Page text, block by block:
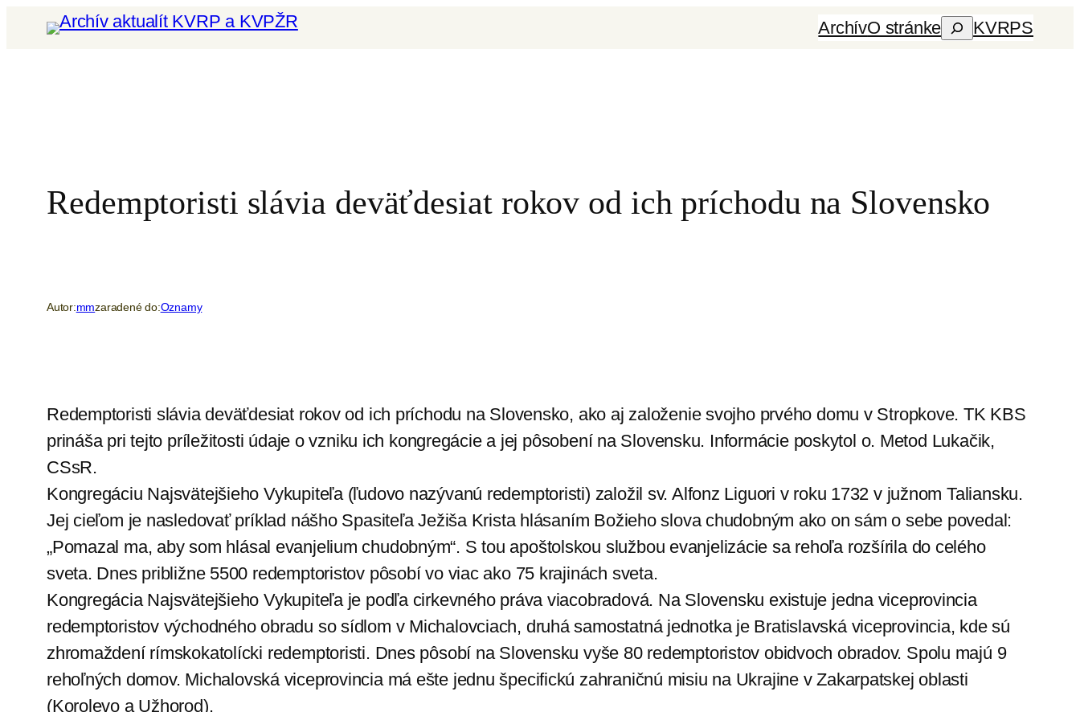
Prejsť
ArchívO stránkeHľadaťKVRPS
Redemptoristi slávia deväťdesiat rokov od ich príchodu na Slovensko
Autor:mmzaradené do:Oznamy
Redemptoristi slávia deväťdesiat rokov od ich príchodu na Slovensko, ako aj založenie svojho prvého domu v Stropkove. TK KBS
prináša pri tejto príležitosti údaje o vzniku ich kongregácie a jej pôsobení na Slovensku. Informácie poskytol o. Metod Lukačik,
CSsR.
Kongregáciu Najsvätejšieho Vykupiteľa (ľudovo nazývanú redemptoristi) založil sv. Alfonz Liguori v roku 1732 v južnom Taliansku.
Jej cieľom je nasledovať príklad nášho Spasiteľa Ježiša Krista hlásaním Božieho slova chudobným ako on sám o sebe povedal:
„Pomazal ma, aby som hlásal evanjelium chudobným“. S tou apoštolskou službou evanjelizácie sa rehoľa rozšírila do celého
sveta. Dnes približne 5500 redemptoristov pôsobí vo viac ako 75 krajinách sveta.
Kongregácia Najsvätejšieho Vykupiteľa je podľa cirkevného práva viacobradová. Na Slovensku existuje jedna viceprovincia
redemptoristov východného obradu so sídlom v Michalovciach, druhá samostatná jednotka je Bratislavská viceprovincia, kde sú
zhromaždení rímskokatolícki redemptoristi. Dnes pôsobí na Slovensku vyše 80 redemptoristov obidvoch obradov. Spolu majú 9
rehoľných domov. Michalovská viceprovincia má ešte jednu špecifickú zahraničnú misiu na Ukrajine v Zakarpatskej oblasti
(Korolevo a Užhorod).